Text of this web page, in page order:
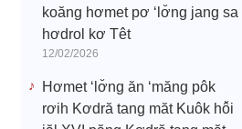
koăng hơmet pơ ‘lơ̆ng jang sa
hơdrol kơ Têt
12/02/2026
Hơmet ‘lơ̆ng ăn ‘măng pôk
rơih Kơdră tang măt Kuôk hô̆i